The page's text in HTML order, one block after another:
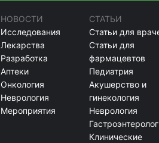
НОВОСТИ
Исследования
Лекарства
Разработка
Аптеки
Онкология
Неврология
Мероприятия
СТАТЬИ
Статьи для
Статьи для
фармацевтов
Педиатрия
Акушерство и
гинекология
Неврология
Клинические